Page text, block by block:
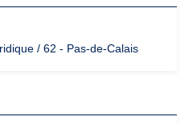
/ 62 - Pas-de-Calais